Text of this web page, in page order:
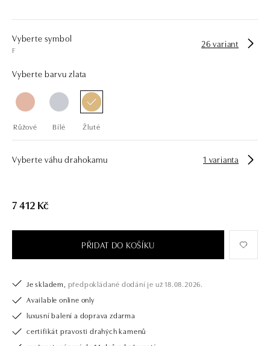
Vyberte symbol
F
26 variant
Vyberte barvu zlata
Růžové Bílé Žluté
Vyberte váhu drahokamu 1 varianta
7 412 Kč
PŘIDAT DO KOŠÍKU
Je skladem, předpokládané dodání je už 18.08.2026.
Available online only
luxusní balení a doprava zdarma
certifikát pravosti drahých kamenů